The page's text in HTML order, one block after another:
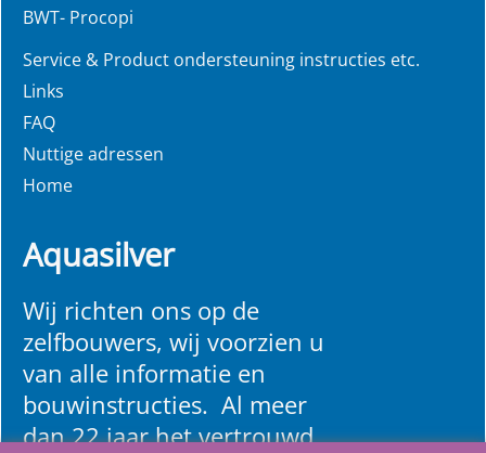
BWT- Procopi
Service & Product ondersteuning instructies etc.
Links
FAQ
Nuttige adressen
Home
Aquasilver
Wij richten ons op de
zelfbouwers, wij voorzien u
van alle informatie en
bouwinstructies. Al meer
dan 22 jaar het vertrouwd